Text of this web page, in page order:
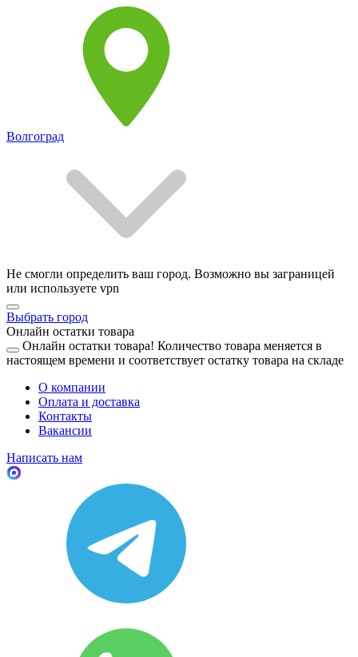
Волгоград
Не смогли определить ваш город. Возможно вы заграницей
или используете vpn
Выбрать город
Онлайн остатки товара
Онлайн остатки товара! Количество товара меняется в
настоящем времени и соответствует остатку товара на складе
О компании
Оплата и доставка
Контакты
Вакансии
Написать нам